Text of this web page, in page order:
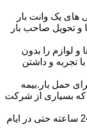
یک وانت بار
و تحویل صاحب بار
و لوازم را بدون
تجربه و داشتن
حمل بار.بیمه
که بسیاری از شرکت
امکان فعالیت و انجام خدمات بصورت 24 ساعته حتی در ایام